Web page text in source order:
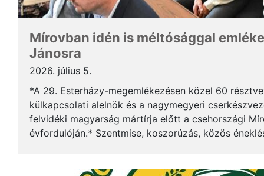
Mírovban idén is méltósággal
Jánosra
2026. július 5.
*A 29. Esterházy-megemlékezésen közel 60
külkapcsolati alelnök és a nagymegyeri
felvidéki magyarság mártírja előtt a csehországi
évfordulóján.* Szentmise, koszorúzás, közös